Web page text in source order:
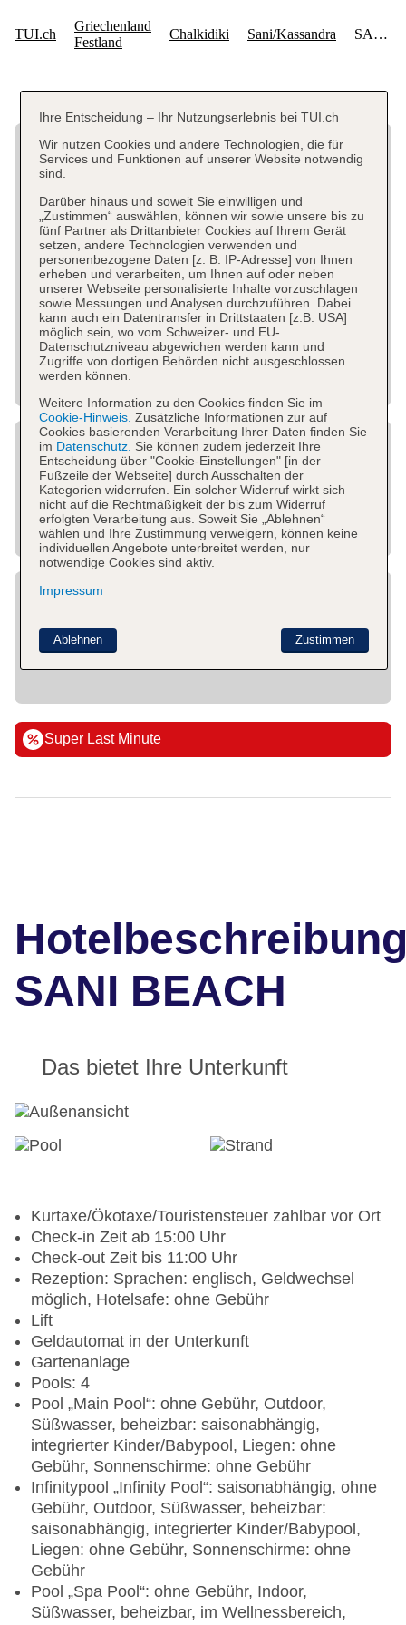
Super Last Minute
SANI BEACH
Das bietet Ihre Unterkunft
Kurtaxe/Ökotaxe/Touristensteuer zahlbar vor Ort
Check-in Zeit ab 15:00 Uhr
Check-out Zeit bis 11:00 Uhr
Rezeption: Sprachen: englisch, Geldwechsel
möglich, Hotelsafe: ohne Gebühr
Lift
Geldautomat in der Unterkunft
Gartenanlage
Pools: 4
Pool „Main Pool“: ohne Gebühr, Outdoor,
Süßwasser, beheizbar: saisonabhängig,
integrierter Kinder/Babypool, Liegen: ohne
Gebühr, Sonnenschirme: ohne Gebühr
Infinitypool „Infinity Pool“: saisonabhängig, ohne
Gebühr, Outdoor, Süßwasser, beheizbar:
saisonabhängig, integrierter Kinder/Babypool,
Liegen: ohne Gebühr, Sonnenschirme: ohne
Gebühr
Pool „Spa Pool“: ohne Gebühr, Indoor,
Süßwasser, beheizbar, im Wellnessbereich,
Ihre Entscheidung – Ihr Nutzungserlebnis bei TUI.ch
Wir nutzen Cookies und andere Technologien, die für
Services und Funktionen auf unserer Website notwendig
sind.
Darüber hinaus und soweit Sie einwilligen und
„Zustimmen“ auswählen, können wir sowie unsere bis zu
fünf Partner als Drittanbieter Cookies auf Ihrem Gerät
setzen, andere Technologien verwenden und
personenbezogene Daten [z. B. IP-Adresse] von Ihnen
erheben und verarbeiten, um Ihnen auf oder neben
unserer Webseite personalisierte Inhalte vorzuschlagen
sowie Messungen und Analysen durchzuführen. Dabei
kann auch ein Datentransfer in Drittstaaten [z.B. USA]
möglich sein, wo vom Schweizer- und EU-
Datenschutzniveau abgewichen werden kann und
Zugriffe von dortigen Behörden nicht ausgeschlossen
werden können.
Weitere Information zu den Cookies finden Sie im
Cookie-Hinweis. Zusätzliche Informationen zur auf
Cookies basierenden Verarbeitung Ihrer Daten finden Sie
im Datenschutz. Sie können zudem jederzeit Ihre
Entscheidung über "Cookie-Einstellungen" [in der
Fußzeile der Webseite] durch Ausschalten der
Kategorien widerrufen. Ein solcher Widerruf wirkt sich
nicht auf die Rechtmäßigkeit der bis zum Widerruf
erfolgten Verarbeitung aus. Soweit Sie „Ablehnen“
wählen und Ihre Zustimmung verweigern, können keine
individuellen Angebote unterbreitet werden, nur
notwendige Cookies sind aktiv.
Impressum
Zustimmen
Ablehnen